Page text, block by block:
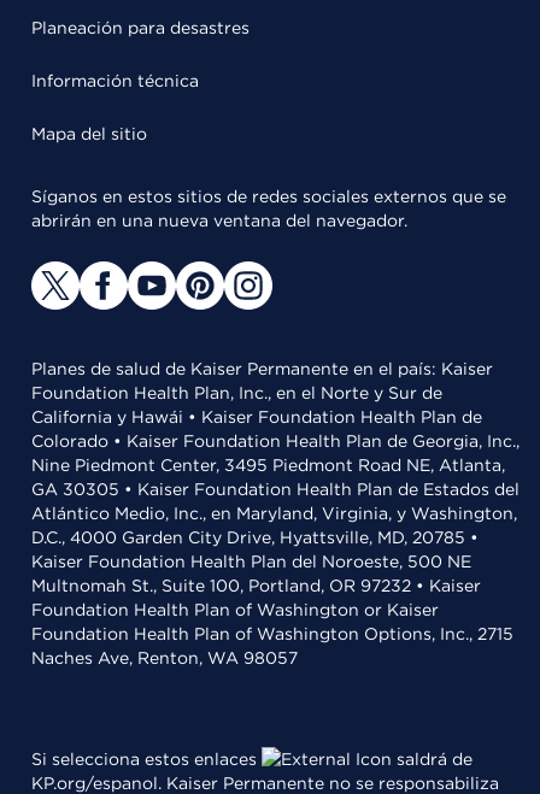
Planeación para desastres
Información técnica
Mapa del sitio
Síganos en estos sitios de redes sociales externos que se
abrirán en una nueva ventana del navegador.
Planes de salud de Kaiser Permanente en el país: Kaiser
Foundation Health Plan, Inc., en el Norte y Sur de
California y Hawái • Kaiser Foundation Health Plan de
Colorado • Kaiser Foundation Health Plan de Georgia, Inc.,
Nine Piedmont Center, 3495 Piedmont Road NE, Atlanta,
GA 30305 • Kaiser Foundation Health Plan de Estados del
Atlántico Medio, Inc., en Maryland, Virginia, y Washington,
D.C., 4000 Garden City Drive, Hyattsville, MD, 20785 •
Kaiser Foundation Health Plan del Noroeste, 500 NE
Multnomah St., Suite 100, Portland, OR 97232 • Kaiser
Foundation Health Plan of Washington or Kaiser
Foundation Health Plan of Washington Options, Inc., 2715
Naches Ave, Renton, WA 98057
Si selecciona estos enlaces
saldrá de
KP.org/espanol. Kaiser Permanente no se responsabiliza